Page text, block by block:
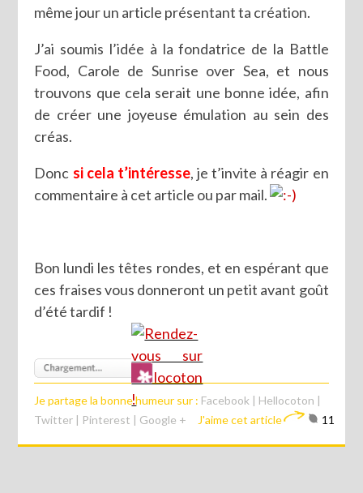
même jour un article présentant ta création.
J’ai soumis l’idée à la fondatrice de la Battle
Food, Carole de Sunrise over Sea, et nous
trouvons que cela serait une bonne idée, afin
de créer une joyeuse émulation au sein des
créas.
Donc si cela t’intéresse, je t’invite à réagir en
commentaire à cet article ou par mail.
Bon lundi les têtes rondes, et en espérant que
ces fraises vous donneront un petit avant goût
d’été tardif !
Je partage la bonne humeur sur : Facebook | Hellocoton |
Twitter | Pinterest | Google + J'aime cet article 11